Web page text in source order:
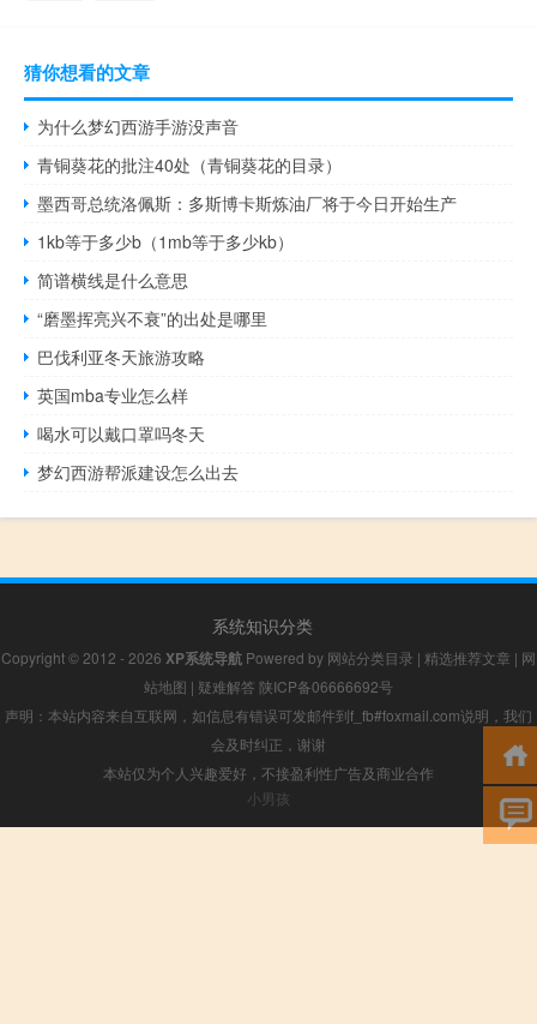
猜你想看的文章
为什么梦幻西游手游没声音
青铜葵花的批注40处（青铜葵花的目录）
墨西哥总统洛佩斯：多斯博卡斯炼油厂将于今日开始生产
1kb等于多少b（1mb等于多少kb）
简谱横线是什么意思
“磨墨挥亮兴不衰”的出处是哪里
巴伐利亚冬天旅游攻略
英国mba专业怎么样
喝水可以戴口罩吗冬天
梦幻西游帮派建设怎么出去
系统知识分类
Copyright © 2012 - 2026 XP系统导航 Powered by 网站分类目录 | 精选推荐文章 | 网
站地图 | 疑难解答 陕ICP备06666692号
声明：本站内容来自互联网，如信息有错误可发邮件到f_fb#foxmail.com说明，我们
会及时纠正，谢谢
本站仅为个人兴趣爱好，不接盈利性广告及商业合作
小男孩